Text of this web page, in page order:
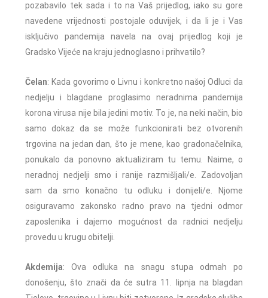
pozabavilo tek sada i to na Vaš prijedlog, iako su gore
navedene vrijednosti postojale oduvijek, i da li je i Vas
isključivo pandemija navela na ovaj prijedlog koji je
Gradsko Vijeće na kraju jednoglasno i prihvatilo?
Čelan: Kada govorimo o Livnu i konkretno našoj Odluci da
nedjelju i blagdane proglasimo neradnima pandemija
korona virusa nije bila jedini motiv. To je, na neki način, bio
samo dokaz da se može funkcionirati bez otvorenih
trgovina na jedan dan, što je mene, kao gradonačelnika,
ponukalo da ponovno aktualiziram tu temu. Naime, o
neradnoj nedjelji smo i ranije razmišljali/e. Zadovoljan
sam da smo konačno tu odluku i donijeli/e. Njome
osiguravamo zakonsko radno pravo na tjedni odmor
zaposlenika i dajemo mogućnost da radnici nedjelju
provedu u krugu obitelji.
Akdemija: Ova odluka na snagu stupa odmah po
donošenju, što znači da će sutra 11. lipnja na blagdan